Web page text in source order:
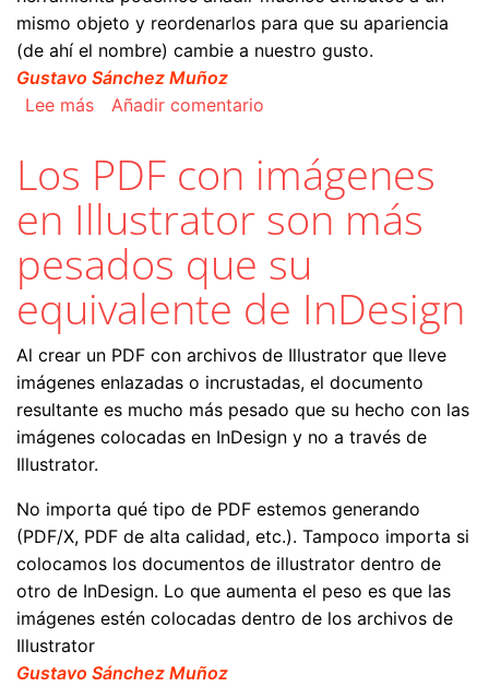
mismo objeto y reordenarlos para que su apariencia
(de ahí el nombre) cambie a nuestro gusto.
Gustavo Sánchez Muñoz
Lee mássobre Bordes recortables en Illustrator con
Añadir comentario
Los PDF con imágenes
en Illustrator son más
pesados que su
equivalente de InDesign
Al crear un PDF con archivos de Illustrator que lleve
imágenes enlazadas o incrustadas, el documento
resultante es mucho más pesado que su hecho con las
imágenes colocadas en InDesign y no a través de
Illustrator.
No importa qué tipo de PDF estemos generando
(PDF/X, PDF de alta calidad, etc.). Tampoco importa si
colocamos los documentos de illustrator dentro de
otro de InDesign. Lo que aumenta el peso es que las
imágenes estén colocadas dentro de los archivos de
Illustrator
Gustavo Sánchez Muñoz